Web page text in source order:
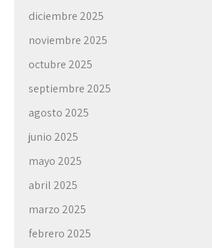
diciembre 2025
noviembre 2025
octubre 2025
septiembre 2025
agosto 2025
junio 2025
mayo 2025
abril 2025
marzo 2025
febrero 2025